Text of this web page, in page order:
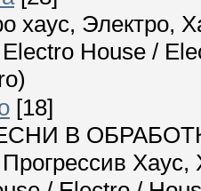
Электро,
House /
[18]
В